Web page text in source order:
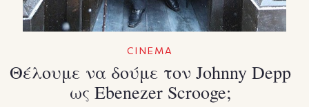
CINEMA
Θέλουμε να δούμε τον Johnny Depp
ως Ebenezer Scrooge;